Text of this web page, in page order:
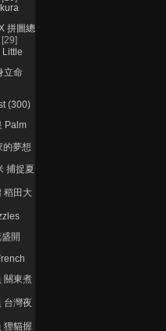
拼圖總
29
立命
(300)
Palm
夢想
捕捉夏
稻田大
開
關東煮
台灣夜
狸貓握